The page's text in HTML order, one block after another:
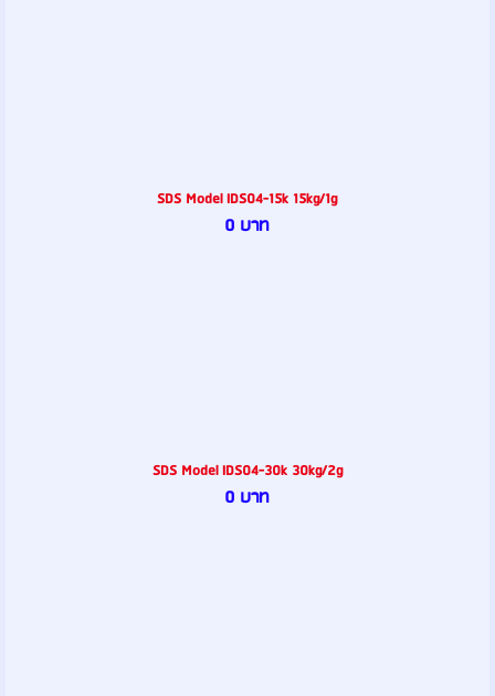
SDS Model IDS04-15k 15kg/1g
0 บาท
SDS Model IDS04-30k 30kg/2g
0 บาท